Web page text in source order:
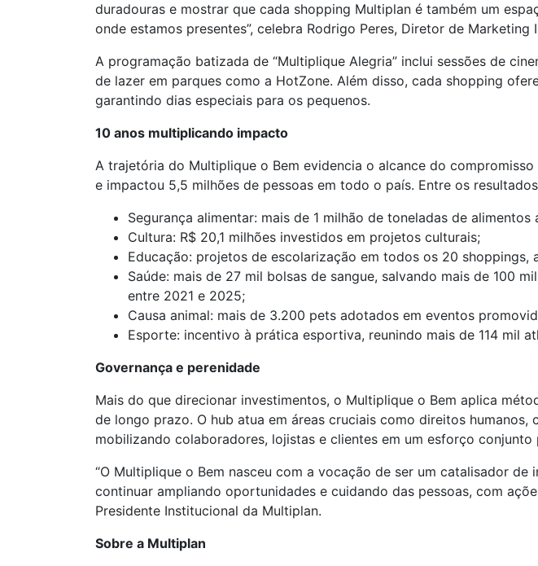
duradouras e mostrar que cada shopping Multiplan é também um
onde estamos presentes”, celebra Rodrigo Peres, Diretor de
A programação batizada de “Multiplique Alegria” inclui sessões de
de lazer em parques como a HotZone. Além disso, cada shopping
garantindo dias especiais para os pequenos.
10 anos multiplicando impacto
A trajetória do Multiplique o Bem evidencia o alcance do
e impactou 5,5 milhões de pessoas em todo o país. Entre os
Segurança alimentar: mais de 1 milhão de toneladas de alimentos
Cultura: R$ 20,1 milhões investidos em projetos culturais;
Educação: projetos de escolarização em todos os 20 shoppings,
Saúde: mais de 27 mil bolsas de sangue, salvando mais de 100
entre 2021 e 2025;
Causa animal: mais de 3.200 pets adotados em eventos
Esporte: incentivo à prática esportiva, reunindo mais de 114 mil
Governança e perenidade
Mais do que direcionar investimentos, o Multiplique o Bem aplica
de longo prazo. O hub atua em áreas cruciais como direitos
mobilizando colaboradores, lojistas e clientes em um esforço conjunto
“O Multiplique o Bem nasceu com a vocação de ser um catalisador
continuar ampliando oportunidades e cuidando das pessoas, com
Presidente Institucional da Multiplan.
Sobre a Multiplan